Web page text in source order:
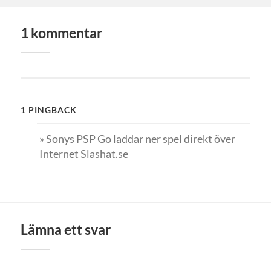
1 kommentar
1 PINGBACK
» Sonys PSP Go laddar ner spel direkt över
Internet Slashat.se
Lämna ett svar